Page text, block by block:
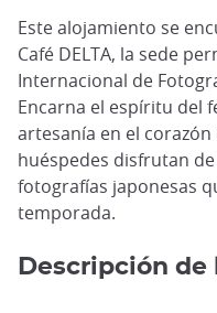
Este alojamiento se
Café DELTA, la sede
Internacional de
Encarna el espíritu del
artesanía en el
huéspedes disfrutan
fotografías japonesas
temporada.
Descripción de